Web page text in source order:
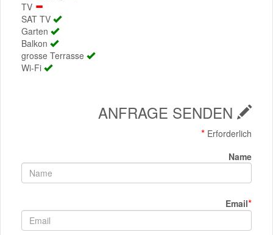
TV
SAT TV
Garten
Balkon
grosse Terrasse
Wi-Fi
ANFRAGE SENDEN
* Erforderlich
Name
Email*